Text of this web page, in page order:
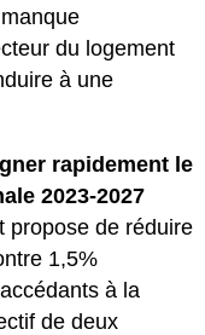
du logement
à une
rapidement le
2023-2027
propose de réduire
1,5%
à la
de deux